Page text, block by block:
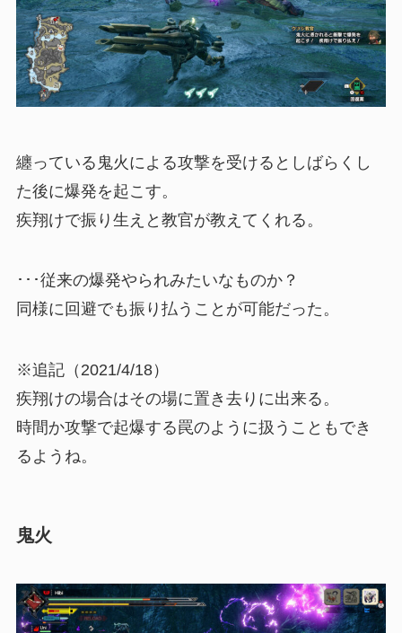
纏っている鬼火による攻撃を受けるとしばらくし
た後に爆発を起こす。
疾翔けで振り生えと教官が教えてくれる。
･･･従来の爆発やられみたいなものか？
同様に回避でも振り払うことが可能だった。
※追記（2021/4/18）
疾翔けの場合はその場に置き去りに出来る。
時間か攻撃で起爆する罠のように扱うこともでき
るようね。
鬼火